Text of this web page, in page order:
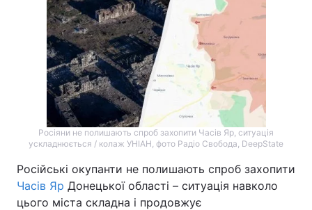
Росіяни не полишають спроб захопити Часів Яр, ситуація
ускладнюється / колаж УНІАН, фото Радіо Свобода, DeepState
Російські окупанти не полишають спроб захопити
Часів Яр Донецької області – ситуація навколо
цього міста складна і продовжує